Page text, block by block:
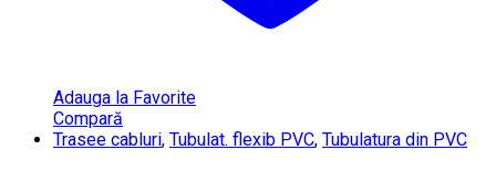
Adauga la Favorite
Compară
Trasee cabluri, Tubulat. flexib PVC, Tubulatura din PVC